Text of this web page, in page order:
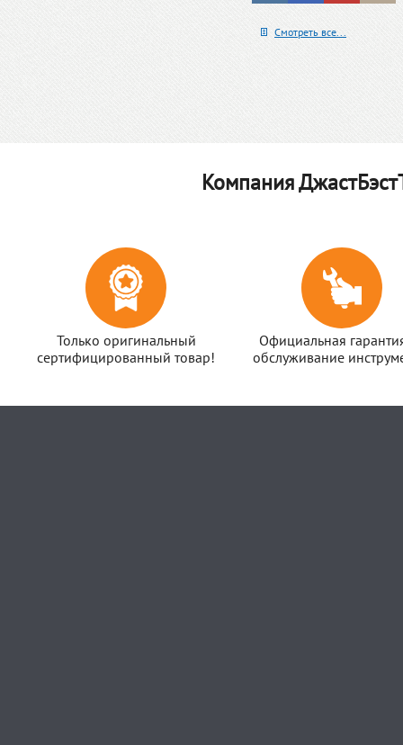
Смотреть все...
Компания
Только оригинальный
сертифицированный товар!
Официальная
обслуживание